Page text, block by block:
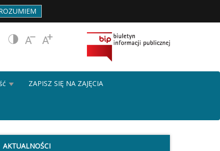
ZAPISZ SIĘ NA ZAJĘCIA
AKTUALNOŚCI